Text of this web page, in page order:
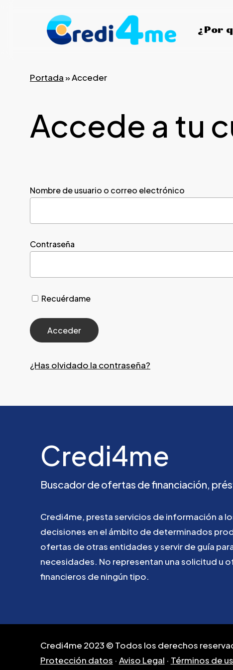
¿Por
Portada»Acceder
Accede a tu
Nombre de usuario o correo electrónico
Contraseña
Recuérdame
¿Has olvidado la contraseña?
Credi4me
Buscadordeofertas definanciación,
Credi4me, prestaservicios de información a
decisiones en el ámbito de determinados
ofertas de otras entidadesyservirde guía
necesidades. No representan unasolicitud u
financieros de ningún tipo.
Credi4me 2023 © Todos los derechos
Protección datos · Aviso Legal · Términos de